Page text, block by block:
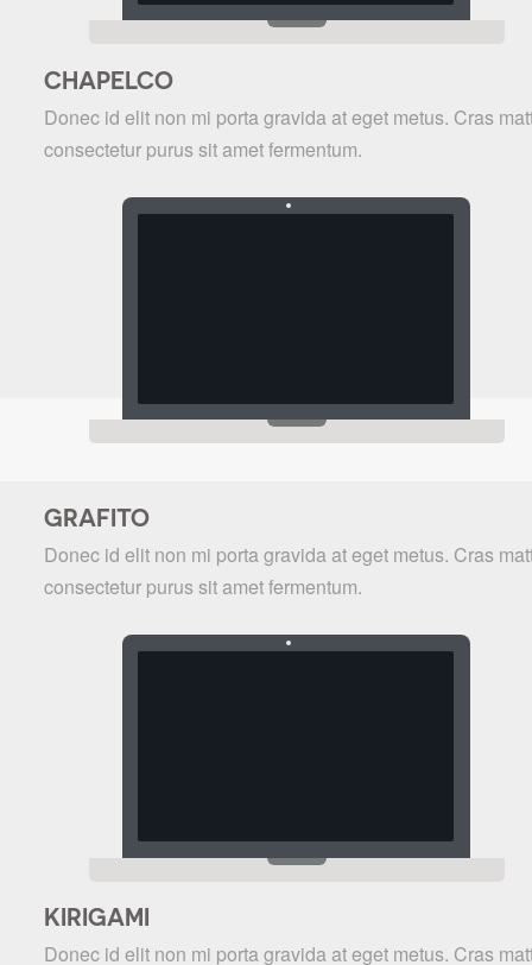
CHAPELCO
Donec id elit non mi porta gravida at eget metus. Cras
consectetur purus sit amet fermentum.
GRAFITO
Donec id elit non mi porta gravida at eget metus. Cras
consectetur purus sit amet fermentum.
KIRIGAMI
Donec id elit non mi porta gravida at eget metus. Cras